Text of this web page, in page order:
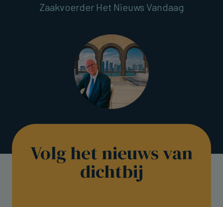
Zaakvoerder Het Nieuws Vandaag
Volg het nieuws van
dichtbij